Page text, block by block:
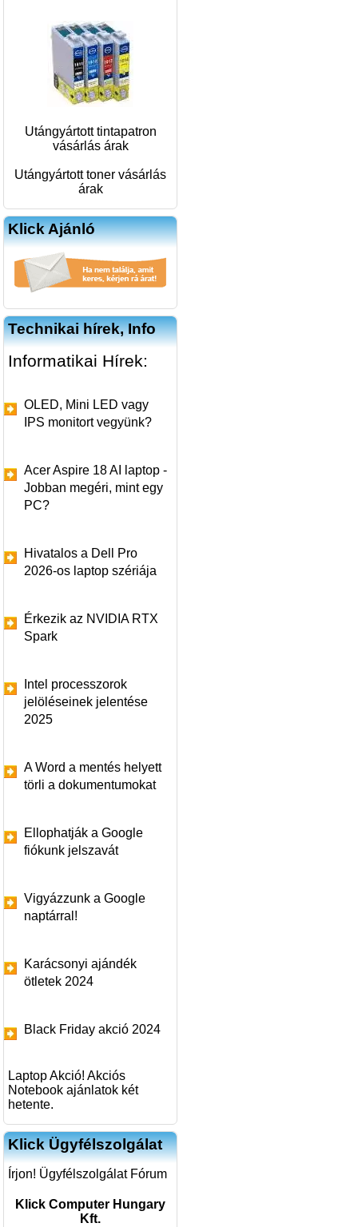
Utángyártott tintapatron
vásárlás árak
Utángyártott toner vásárlás
árak
Klick Ajánló
Technikai hírek, Info
Informatikai Hírek:
OLED, Mini LED vagy
IPS monitort vegyünk?
Acer Aspire 18 AI laptop -
Jobban megéri, mint egy
PC?
Hivatalos a Dell Pro
2026-os laptop szériája
Érkezik az NVIDIA RTX
Spark
Intel processzorok
jelöléseinek jelentése
2025
A Word a mentés helyett
törli a dokumentumokat
Ellophatják a Google
fiókunk jelszavát
Vigyázzunk a Google
naptárral!
Karácsonyi ajándék
ötletek 2024
Black Friday akció 2024
Laptop Akció! Akciós
Notebook ajánlatok két
hetente.
Klick Ügyfélszolgálat
Írjon! Ügyfélszolgálat Fórum
Klick Computer Hungary
Kft.